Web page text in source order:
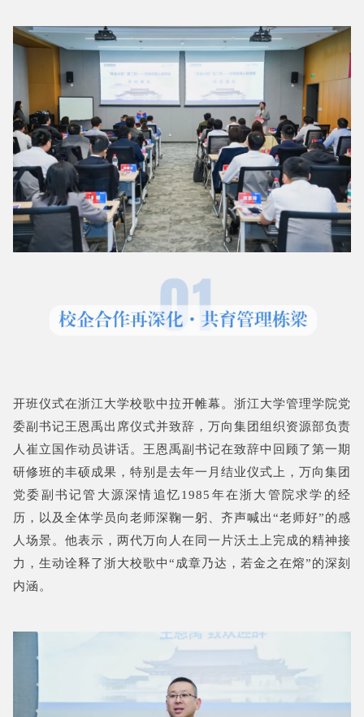
开班仪式在浙江大学校歌中拉开帷幕。浙江大学管理学院党
委副书记王恩禹出席仪式并致辞，万向集团组织资源部负责
人崔立国作动员讲话。王恩禹副书记在致辞中回顾了第一期
研修班的丰硕成果，特别是去年一月结业仪式上，万向集团
党委副书记管大源深情追忆1985年在浙大管院求学的经
历，以及全体学员向老师深鞠一躬、齐声喊出“老师好”的感
人场景。他表示，两代万向人在同一片沃土上完成的精神接
力，生动诠释了浙大校歌中“成章乃达，若金之在熔”的深刻
内涵。